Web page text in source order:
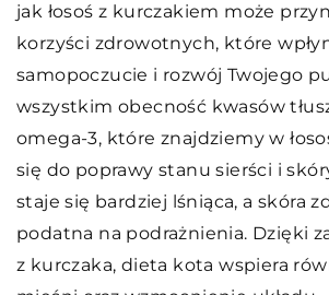
jak łosoś z kurczakiem może
korzyści zdrowotnych, które
samopoczucie i rozwój Twojego
wszystkim obecność kwasów
omega-3, które znajdziemy w
się do poprawy stanu sierści i
staje się bardziej lśniąca, a skóra
podatna na podrażnienia. Dzięki
z kurczaka, dieta kota wspiera